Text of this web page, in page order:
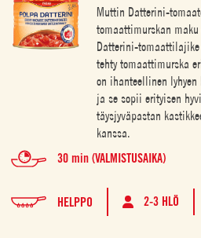
Muttin Datterini-
tomaattimurskan
Datterini-
tehty tomaattimurska
on ihanteellinen
ja se sopii erityisen
täysjyväpastan
kanssa.
30 min (VALMISTUSAIKA)
HELPPO 2-3 HLÖ